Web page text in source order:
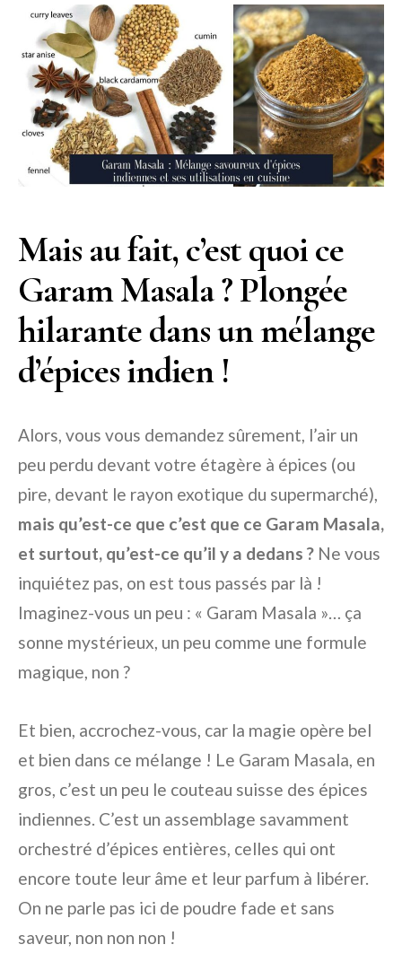
Mais au fait, c’est quoi ce
Garam Masala ? Plongée
hilarante dans un mélange
d’épices indien !
Alors, vous vous demandez sûrement, l’air un
peu perdu devant votre étagère à épices (ou
pire, devant le rayon exotique du supermarché),
mais qu’est-ce que c’est que ce Garam Masala,
et surtout, qu’est-ce qu’il y a dedans ? Ne vous
inquiétez pas, on est tous passés par là !
Imaginez-vous un peu : « Garam Masala »… ça
sonne mystérieux, un peu comme une formule
magique, non ?
Et bien, accrochez-vous, car la magie opère bel
et bien dans ce mélange ! Le Garam Masala, en
gros, c’est un peu le couteau suisse des épices
indiennes. C’est un assemblage savamment
orchestré d’épices entières, celles qui ont
encore toute leur âme et leur parfum à libérer.
On ne parle pas ici de poudre fade et sans
saveur, non non non !